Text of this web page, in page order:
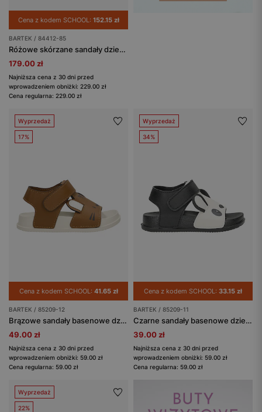
Cena z kodem SCHOOL: 152.15 zł
BARTEK / 84412-85
Różowe skórzane sandały dziewczęce BARTEK ze złotymi akcentami 84412-85
179.00 zł
Najniższa cena z 30 dni przed
wprowadzeniem obniżki: 229.00 zł
Cena regularna: 229.00 zł
Wyprzedaż
17%
Cena z kodem SCHOOL: 41.65 zł
BARTEK / 85209-12
Brązowe sandały basenowe dziecięce z tygryskiem BARTEK 85209-12
49.00 zł
Najniższa cena z 30 dni przed
wprowadzeniem obniżki: 59.00 zł
Cena regularna: 59.00 zł
Wyprzedaż
34%
Cena z kodem SCHOOL: 33.15 zł
BARTEK / 85209-11
Czarne sandały basenowe dziecięce panda BARTEK 85209-11
39.00 zł
Najniższa cena z 30 dni przed
wprowadzeniem obniżki: 59.00 zł
Cena regularna: 59.00 zł
Wyprzedaż
22%